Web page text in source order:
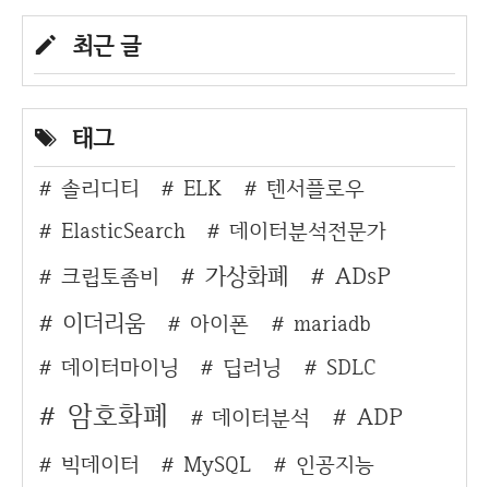
최근 글
태그
솔리디티 ELK
텐서플로우
ElasticSearch
데이터분석전문가
크립토좀비
가상화폐
ADsP
이더리움
아이폰
mariadb
데이터마이닝
딥러닝 SDLC
암호화폐 데이터분석 ADP
빅데이터 MySQL
인공지능